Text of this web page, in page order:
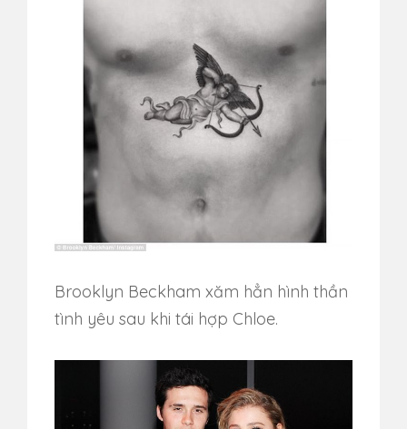
Brooklyn Beckham xăm hẳn hình thần
tình yêu sau khi tái hợp Chloe.